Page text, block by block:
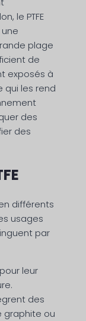
le PTFE
plage
de
exposés à
qui les rend
des
des
différents
usages
par
leur
des
graphite ou